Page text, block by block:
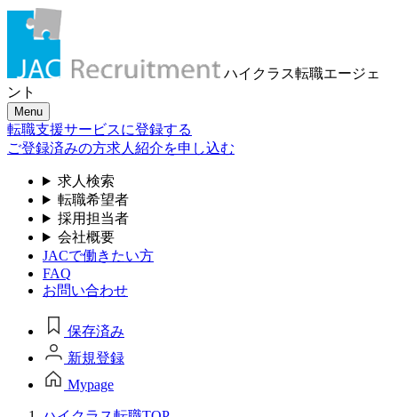
ハイクラス転職エージェ
ント
Menu
転職支援サービスに登録する
ご登録済みの方求人紹介を申し込む
求人検索
転職希望者
採用担当者
会社概要
JACで働きたい方
FAQ
お問い合わせ
保存済み
新規登録
Mypage